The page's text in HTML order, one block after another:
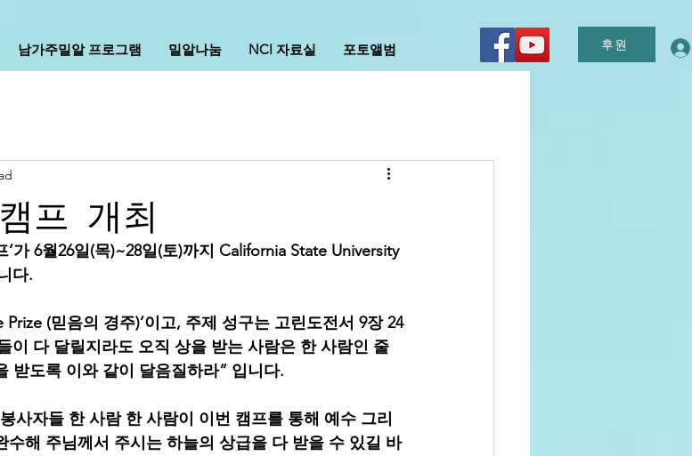
남가주밀알 프로그램 밀알나눔 NCI 자료실 포토앨범 후원
프 개최
가 6월26일(목)~28일(토)까지 California State University
다.
(믿음의 경주)’이고, 주제 성구는 고린도전서 9장 24
이 다 달릴지라도 오직 상을 받는 사람은 한 사람인 줄
받도록 이와 같이 달음질하라” 입니다.
사자들 한 사람 한 사람이 이번 캠프를 통해 예수 그리
해 주님께서 주시는 하늘의 상급을 다 받을 수 있길 바